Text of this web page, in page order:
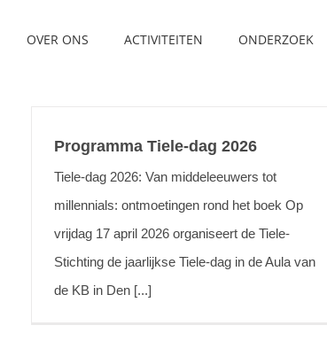
OVER ONS ACTIVITEITEN ONDERZOEK
Programma Tiele-dag 2026
Tiele-dag 2026: Van middeleeuwers tot
millennials: ontmoetingen rond het boek Op
vrijdag 17 april 2026 organiseert de Tiele-
Stichting de jaarlijkse Tiele-dag in de Aula van
de KB in Den [...]